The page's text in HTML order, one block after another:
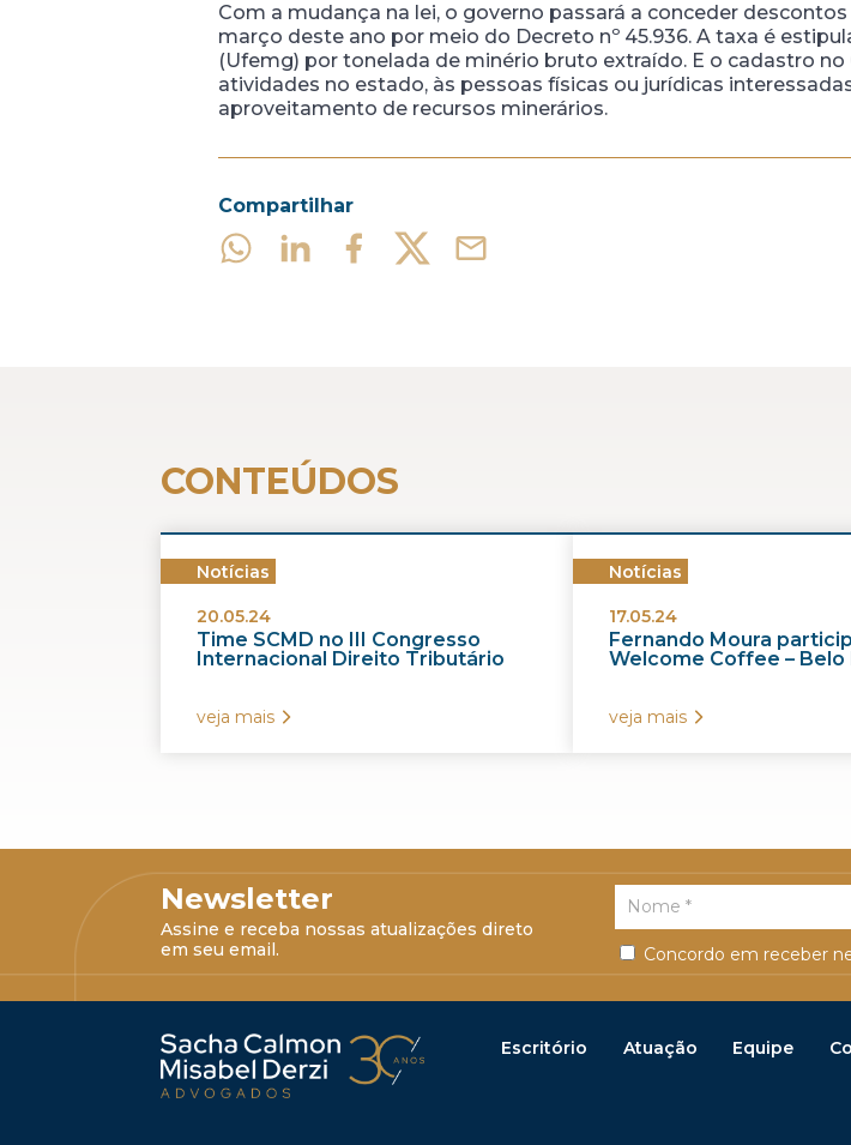
Com a mudança na lei, o governo passará a conceder
março deste ano por meio do Decreto nº 45.936. A taxa é
(Ufemg) por tonelada de minério bruto extraído. E o cadastro
atividades no estado, às pessoas físicas ou jurídicas
aproveitamento de recursos minerários.
Compartilhar
CONTEÚDOS
Notícias
20.05.24
Time SCMD no III Congresso
Internacional Direito Tributário
veja mais
Notícias
17.05.24
Fernando Moura
Welcome Coffee –
veja mais
Newsletter
Assine e receba nossas atualizações direto
em seu email.
Concordo em receber
Escritório Atuação Equipe